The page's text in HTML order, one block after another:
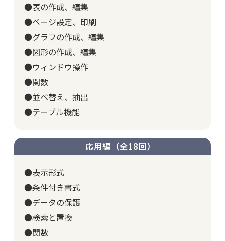
●表の作成、編集
●ページ設定、印刷
●グラフの作成、編集
●図形の作成、編集
●ウィンドウ操作
●関数
●並べ替え、抽出
●テーブル機能
応用編（全18回）
●表示形式
●条件付き書式
●データの保護
●検索と置換
●関数